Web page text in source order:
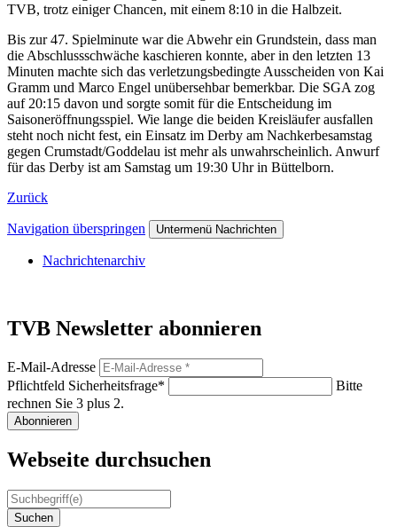
TVB, trotz einiger Chancen, mit einem 8:10 in die Halbzeit.
Bis zur 47. Spielminute war die Abwehr ein Grundstein, dass man
die Abschlussschwäche kaschieren konnte, aber in den letzten 13
Minuten machte sich das verletzungsbedingte Ausscheiden von Kai
Gramm und Marco Engel unübersehbar bemerkbar. Die SGA zog
auf 20:15 davon und sorgte somit für die Entscheidung im
Saisoneröffnungsspiel. Wie lange die beiden Kreisläufer ausfallen
steht noch nicht fest, ein Einsatz im Derby am Nachkerbesamstag
gegen Crumstadt/Goddelau ist mehr als unwahrscheinlich. Anwurf
für das Derby ist am Samstag um 19:30 Uhr in Büttelborn.
Zurück
Navigation überspringen Untermenü Nachrichten
Nachrichtenarchiv
TVB Newsletter abonnieren
E-Mail-Adresse
Pflichtfeld Sicherheitsfrage*
Bitte
rechnen Sie 3 plus 2.
Abonnieren
Webseite durchsuchen
Suchen